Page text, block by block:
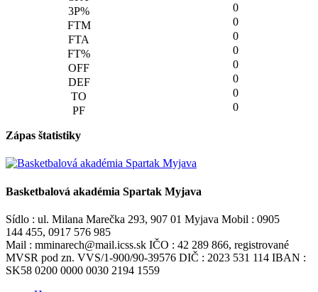
0
0
0
0
0
0
0
0
Zápas štatistiky
Basketbalová akadémia Spartak Myjava
Sídlo : ul. Milana Marečka 293, 907 01 Myjava Mobil : 0905
144 455, 0917 576 985
Mail : mminarech@mail.icss.sk IČO : 42 289 866, registrované
MVSR pod zn. VVS/1-900/90-39576 DIČ : 2023 531 114 IBAN :
SK58 0200 0000 0030 2194 1559